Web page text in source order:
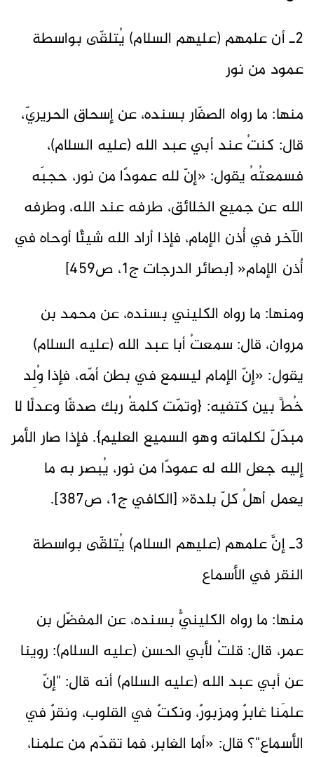
2ـ أن علمهم (عليهم السلام) يُتلقّى بواسطة
عمود من نور
منها: ما رواه الصفّار بسنده، عن إسحاق الحريريّ،
قال: كنتُ عند أبي عبد الله (عليه السلام)،
فسمعتُهُ يقول: «إنّ لله عمودًا من نور، حجبَه
الله عن جميع الخلائق، طرفه عند الله، وطرفه
الآخر في أُذن الإمام، فإذا أراد الله شيئًا أوحاه في
أُذن الإمام« [بصائر الدرجات ج1، ص459]
ومنها: ما رواه الكليني بسنده، عن محمد بن
مروان، قال: سمعتُ أبا عبد الله (عليه السلام)
يقول: «إنّ الإمام ليسمع في بطن أمّه، فإذا وُلِد
خُطَّ بين كتفيه: {وتمّت كلمةُ ربك صدقًا وعدلًا لا
مبدّلّ لكلماته وهو السميع العليم}. فإذا صار الأمر
إليه جعل الله له عمودًا من نور، يُبصر به ما
يعمل أهلُ كلّ بلدة« [الكافي ج1، ص387].
3ـ إنَّ علمهم (عليهم السلام) يُتلقّى بواسطة
النقر في الأسماع
منها: ما رواه الكلينيُّ بسنده، عن المفضّل بن
عمر، قال: قلتُ لأبي الحسن (عليه السلام): روينا
عن أبي عبد الله (عليه السلام) أنه قال: "إنّ
علمَنا غابرٌ ومزبورٌ، ونكتٌ في القلوب، ونقرٌ في
الأسماع"؟ قال: «أما الغابر، فما تقدّم من علمنا،